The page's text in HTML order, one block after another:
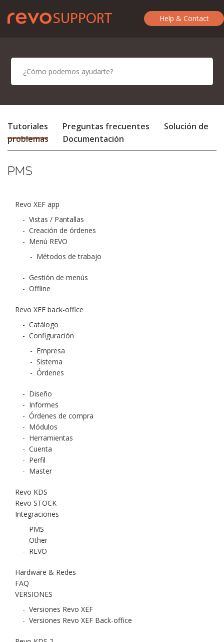
Help & Contact
Tutoriales Preguntas frecuentes
Solución de
problemas
Documentación
PMS
Revo XEF app
- Vistas / Pantallas
- Creación de órdenes
- Menú REVO
- Métodos de trabajo
- Gestión de menús
- Offline
Revo XEF back-office
- Catálogo
- Configuración
- Empresa
- Sistema
- Órdenes
- Diseño
- Informes
- Órdenes de compra
- Módulos
- Herramientas
- Cuenta
- Perfil
- Master
Revo KDS
Revo STOCK
Integraciones
- PMS
- Other
- REVO
Hardware & Redes
FAQ
VERSIONES
- Versiones Revo XEF
- Versiones Revo XEF Back-office